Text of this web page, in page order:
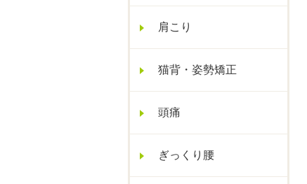
肩こり
猫背・姿勢矯正
頭痛
ぎっくり腰